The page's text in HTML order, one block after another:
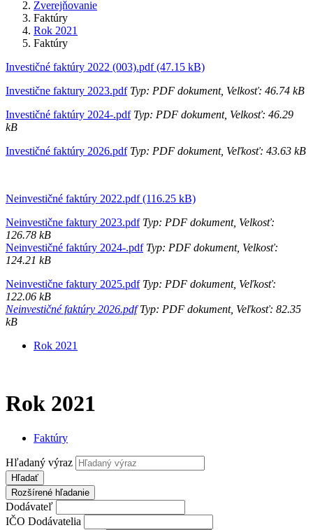
Zverejňovanie
Faktúry
Rok 2021
Faktúry
Investičné faktúry 2022 (003).pdf (47.15 kB)
Investične faktury 2023.pdfTyp: PDF dokument, Velkosť: 46.74 kB
Investičné faktúry 2024-.pdfTyp: PDF dokument, Velkosť: 46.29
kB
Investičné faktúry 2026.pdfTyp: PDF dokument, Veľkosť: 43.63 kB
Neinvestičné faktúry 2022.pdf (116.25 kB)
Neinvestične faktury 2023.pdfTyp: PDF dokument, Velkosť:
126.78 kB
Neinvestičné faktúry 2024-.pdfTyp: PDF dokument, Velkosť:
124.21 kB
Neinvestične faktury 2025.pdfTyp: PDF dokument, Veľkosť:
122.06 kB
Neinvestičné faktúry 2026.pdfTyp: PDF dokument, Veľkosť: 82.35
kB
Rok 2021
Rok 2021
Faktúry
Hľadaný výraz
Hľadať
Rozšírené hľadanie
Dodávateľ
IČO Dodávatelia